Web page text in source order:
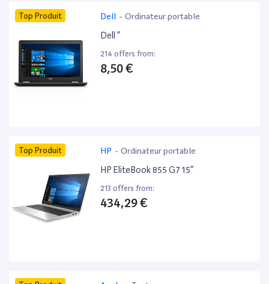
Top Produit Dell - Ordinateur portable
Dell ”
214 offers from:
8,50 €
Top Produit HP - Ordinateur portable
HP EliteBook 855 G7 15”
213 offers from:
434,29 €